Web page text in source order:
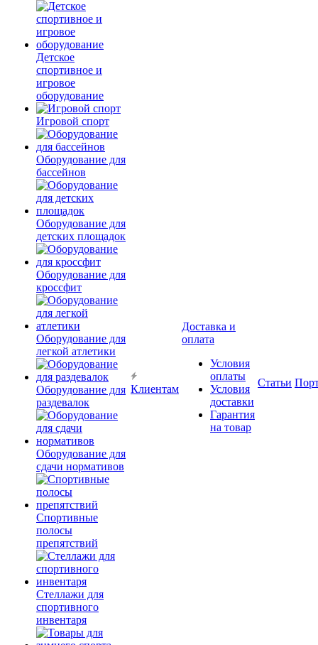
Детское
спортивное и
игровое
оборудование
Игровой спорт
Оборудование для
бассейнов
Оборудование для
детских площадок
Оборудование для
кроссфит
Оборудование для
легкой атлетики
Оборудование для
раздевалок
Оборудование для
сдачи нормативов
Спортивные
полосы
препятствий
Стеллажи для
спортивного
инвентаря
Клиентам
Доставка и
оплата
Условия
оплаты
Условия
доставки
Гарантия
на товар
Статьи